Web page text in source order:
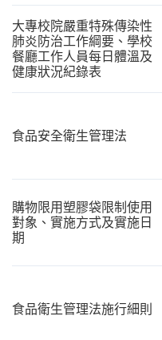
大專校院嚴重特殊傳染性
肺炎防治工作綱要、學校
餐廳工作人員每日體溫及
健康狀況紀錄表
食品安全衛生管理法
購物限用塑膠袋限制使用
對象、實施方式及實施日
期
食品衛生管理法施行細則